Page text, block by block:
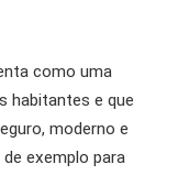
como uma
habitantes e que
moderno e
exemplo para